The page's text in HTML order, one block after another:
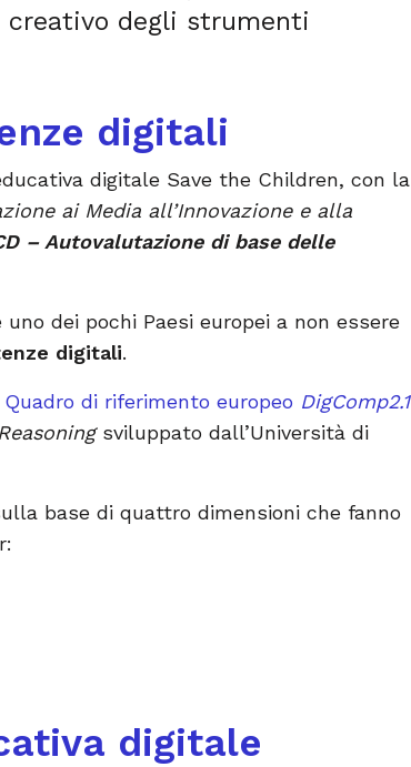
creativo degli strumenti
digitali
digitale Save the Children, con la
ai Media all’Innovazione e alla
– Autovalutazione di base delle
uno dei pochi Paesi europei a non essere
digitali.
Quadro di riferimento europeo DigComp2.1
sviluppato dall’Università di
base di quattro dimensioni che fanno
digitale